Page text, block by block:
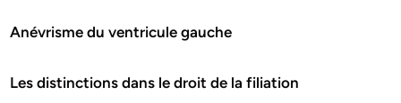
Anévrisme du ventricule gauche
Les distinctions dans le droit de la filiation